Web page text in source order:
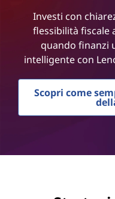
Investi con
flessibilità fiscale
quando finanzi
intelligente con
Scopri come